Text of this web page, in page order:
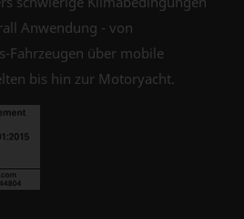
Anwendung - von
Fahrzeugen über mobile
bis hin zur Motoryacht.